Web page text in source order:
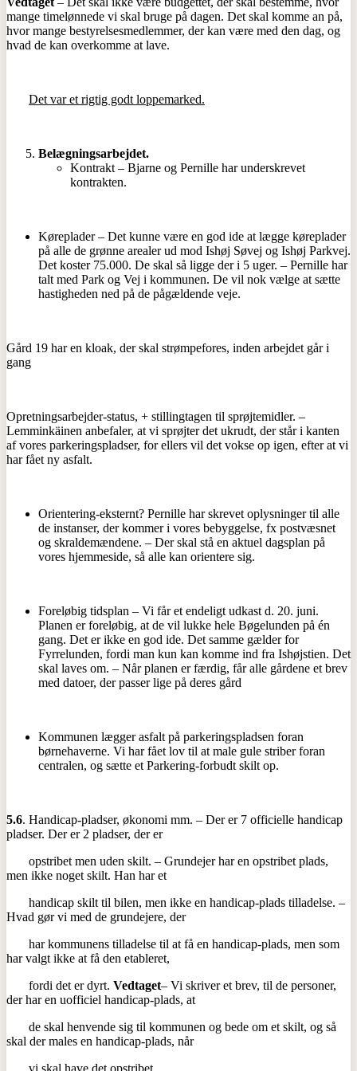
mange timelønnede vi skal bruge på dagen. Det skal komme an på,
hvor mange bestyrelsesmedlemmer, der kan være med den dag, og
hvad de kan overkomme at lave.
Det var et rigtig godt loppemarked.
Belægningsarbejdet.
Kontrakt – Bjarne og Pernille har underskrevet
kontrakten.
Køreplader – Det kunne være en god ide at lægge køreplader
på alle de grønne arealer ud mod Ishøj Søvej og Ishøj Parkvej.
Det koster 75.000. De skal så ligge der i 5 uger. – Pernille har
talt med Park og Vej i kommunen. De vil nok vælge at sætte
hastigheden ned på de pågældende veje.
Gård 19 har en kloak, der skal strømpefores, inden arbejdet går i
gang
Opretningsarbejder-status, + stillingtagen til sprøjtemidler. –
Lemminkäinen anbefaler, at vi sprøjter det ukrudt, der står i kanten
af vores parkeringspladser, for ellers vil det vokse op igen, efter at vi
har fået ny asfalt.
Orientering-eksternt? Pernille har skrevet oplysninger til alle
de instanser, der kommer i vores bebyggelse, fx postvæsnet
og skraldemændene. – Der skal stå en aktuel dagsplan på
vores hjemmeside, så alle kan orientere sig.
Foreløbig tidsplan – Vi får et endeligt udkast d. 20. juni.
Planen er foreløbig, at de vil lukke hele Bøgelunden på én
gang. Det er ikke en god ide. Det samme gælder for
Fyrrelunden, fordi man kun kan komme ind fra Ishøjstien. Det
skal laves om. – Når planen er færdig, får alle gårdene et brev
med datoer, der passer lige på deres gård
Kommunen lægger asfalt på parkeringspladsen foran
børnehaverne. Vi har fået lov til at male gule striber foran
centralen, og sætte et Parkering-forbudt skilt op.
5.6. Handicap-pladser, økonomi mm. – Der er 7 officielle handicap
pladser. Der er 2 pladser, der er
opstribet men uden skilt. – Grundejer har en opstribet plads,
men ikke noget skilt. Han har et
handicap skilt til bilen, men ikke en handicap-plads tilladelse. –
Hvad gør vi med de grundejere, der
har kommunens tilladelse til at få en handicap-plads, men som
har valgt ikke at få den etableret,
fordi det er dyrt. Vedtaget– Vi skriver et brev, til de personer,
der har en uofficiel handicap-plads, at
de skal henvende sig til kommunen og bede om et skilt, og så
skal der males en handicap-plads, når
vi skal have det opstribet.